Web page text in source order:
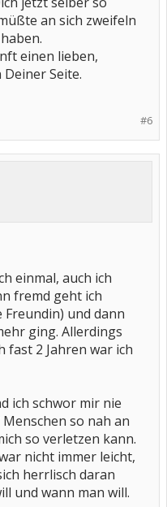
an sich zweifeln
einen lieben,
Seite.
#6
einmal, auch ich
fremd geht ich
Freundin) und dann
ging. Allerdings
fast 2 Jahren war ich
ich schwor mir nie
so nah an
so verletzen kann.
nicht immer leicht,
herrlisch daran
und wann man will.